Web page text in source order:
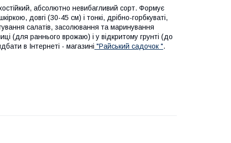
абсолютно невибагливий сорт. Формує
довгі (30-45 см) і тонкі, дрібно-горбкуваті,
салатів, засолювання та маринування
(для раннього врожаю) і у відкритому грунті (до
в Інтернеті - магазині "Райський садочок ".